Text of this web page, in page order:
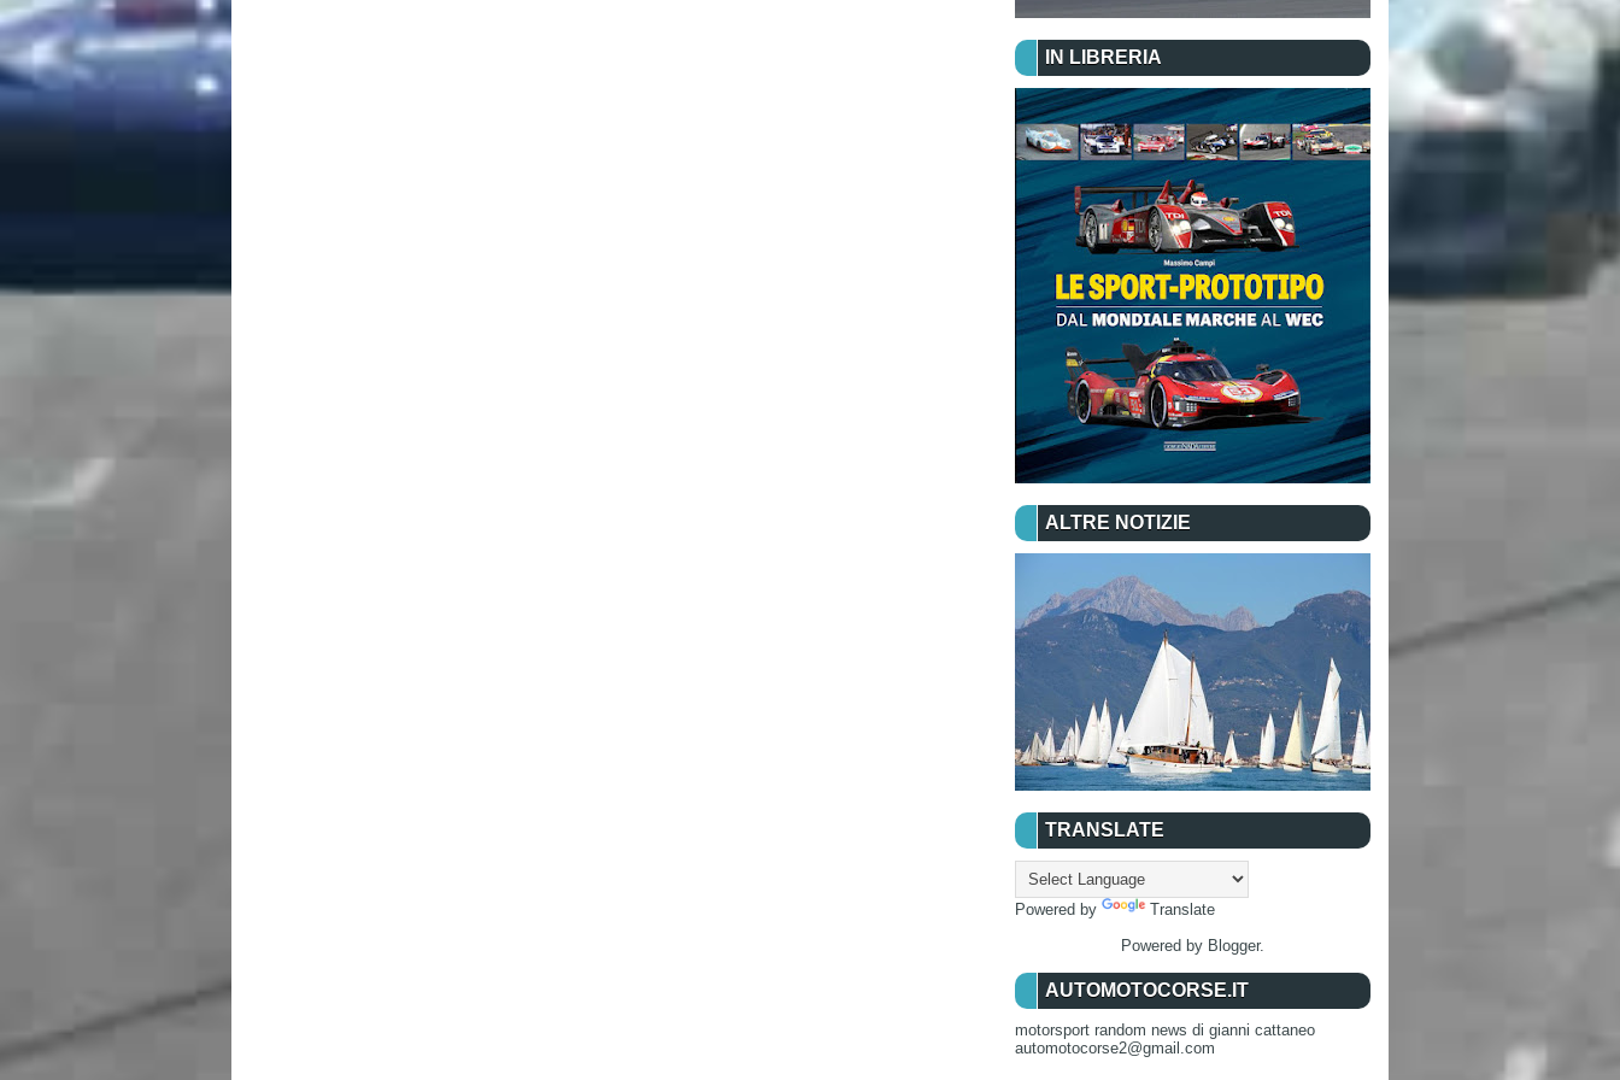
IN LIBRERIA
ALTRE NOTIZIE
TRANSLATE
Powered by
Translate
Powered by Blogger.
AUTOMOTOCORSE.IT
motorsport random news di gianni cattaneo
automotocorse2@gmail.com